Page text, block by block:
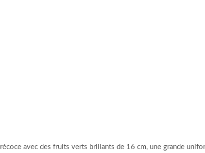
avec des fruits verts brillants de 16 cm, une grande